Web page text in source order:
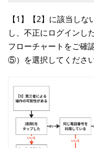
【1】【2】に該当し
し、不正にログインし
フローチャートをご確
⑤）を選択してください